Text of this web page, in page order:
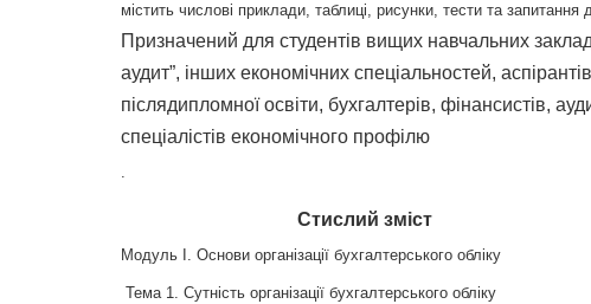
містить числові приклади, таблиці, рисунки, тести та запитання
Призначений для студентів вищих навчальних
аудит”, інших економічних спеціальностей,
післядипломної освіти, бухгалтерів, фінансистів,
спеціалістів економічного профілю
.
Стислий зміст
Модуль І. Основи організації бухгалтерського обліку
Тема 1. Сутність організації бухгалтерського обліку